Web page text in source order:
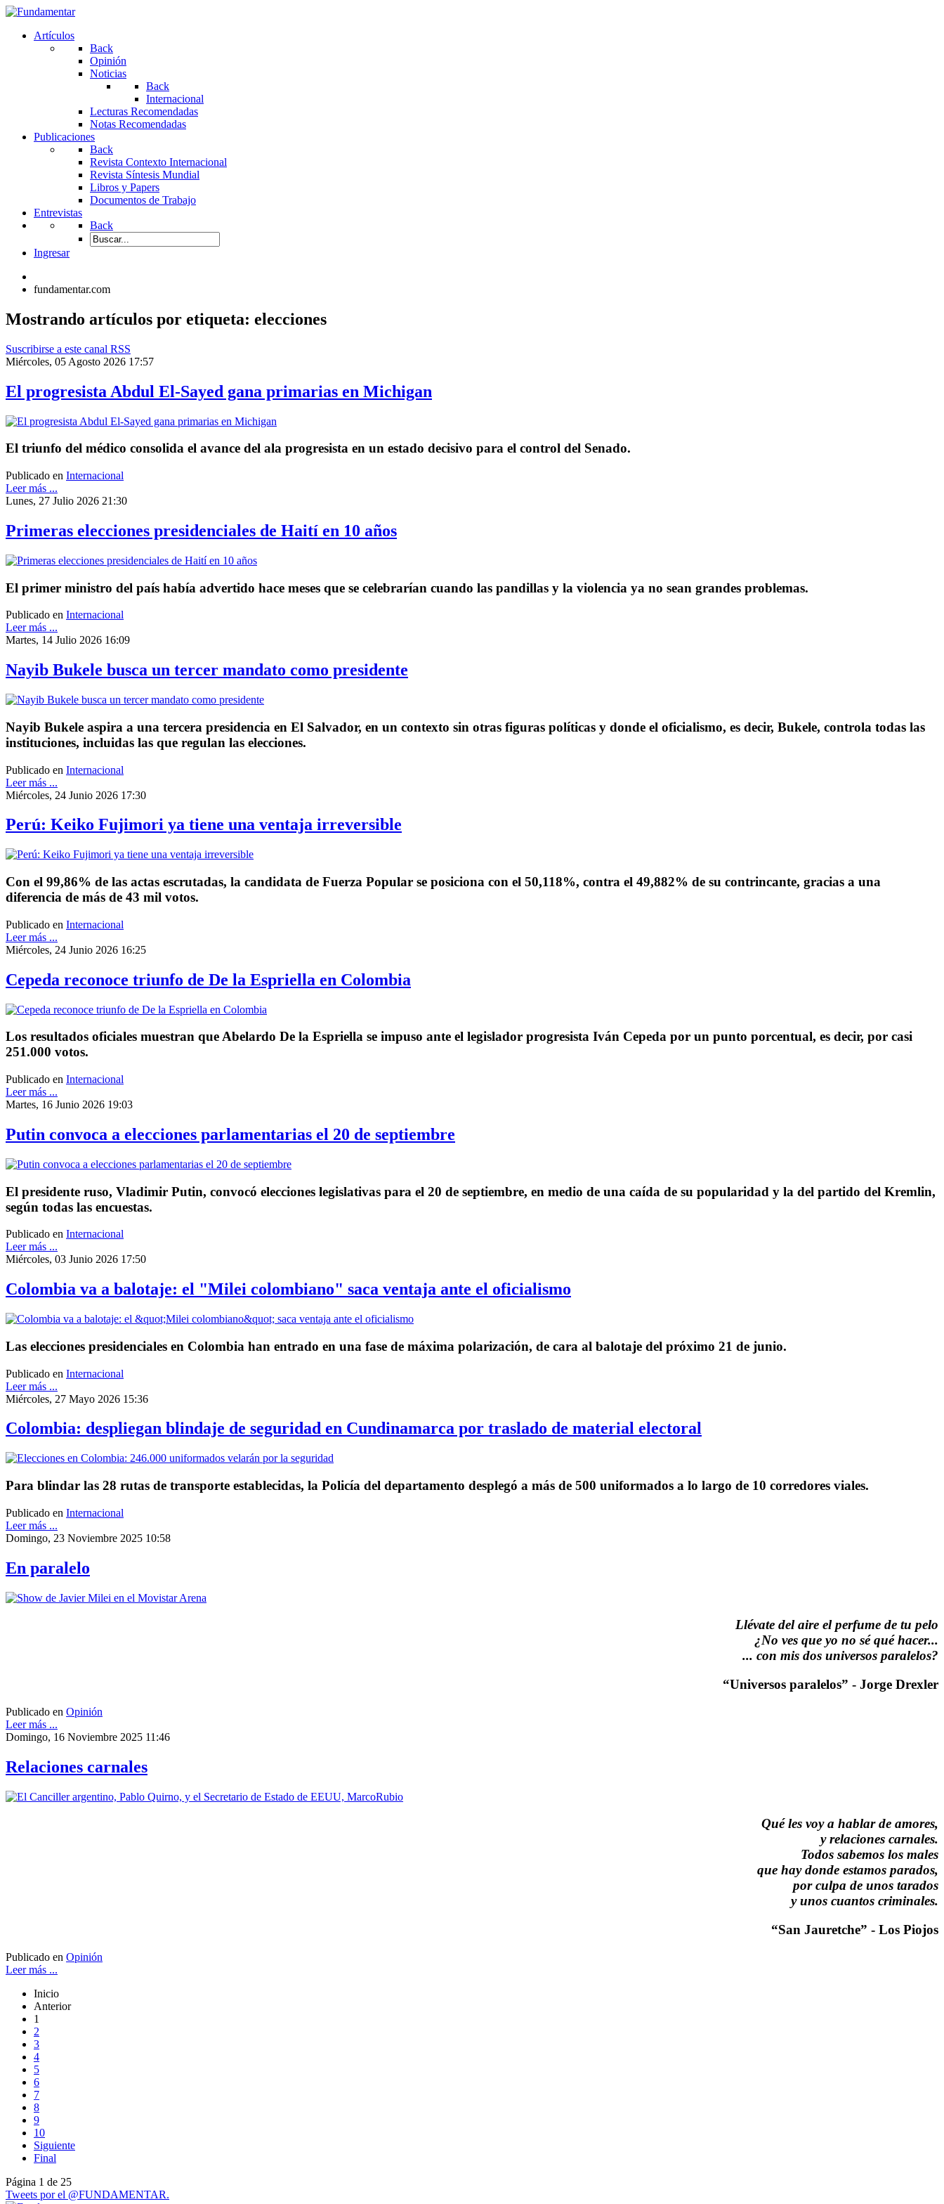
Artículos
Back
Opinión
Noticias
Back
Internacional
Lecturas Recomendadas
Notas Recomendadas
Publicaciones
Back
Revista Contexto Internacional
Revista Síntesis Mundial
Libros y Papers
Documentos de Trabajo
Entrevistas
Back
Ingresar
fundamentar.com
Mostrando artículos por etiqueta: elecciones
Suscribirse a este canal RSS
Miércoles, 05 Agosto 2026 17:57
El progresista Abdul El-Sayed gana primarias en Michigan
El triunfo del médico consolida el avance del ala progresista en un estado decisivo para el control del Senado.
Publicado en Internacional
Leer más ...
Lunes, 27 Julio 2026 21:30
Primeras elecciones presidenciales de Haití en 10 años
El primer ministro del país había advertido hace meses que se celebrarían cuando las pandillas y la violencia ya no sean grandes problemas.
Publicado en Internacional
Leer más ...
Martes, 14 Julio 2026 16:09
Nayib Bukele busca un tercer mandato como presidente
Nayib Bukele aspira a una tercera presidencia en El Salvador, en un contexto sin otras figuras políticas y donde el oficialismo, es decir, Bukele, controla todas las
instituciones, incluidas las que regulan las elecciones.
Publicado en Internacional
Leer más ...
Miércoles, 24 Junio 2026 17:30
Perú: Keiko Fujimori ya tiene una ventaja irreversible
Con el 99,86% de las actas escrutadas, la candidata de Fuerza Popular se posiciona con el 50,118%, contra el 49,882% de su contrincante, gracias a una
diferencia de más de 43 mil votos.
Publicado en Internacional
Leer más ...
Miércoles, 24 Junio 2026 16:25
Cepeda reconoce triunfo de De la Espriella en Colombia
Los resultados oficiales muestran que Abelardo De la Espriella se impuso ante el legislador progresista Iván Cepeda por un punto porcentual, es decir, por casi
251.000 votos.
Publicado en Internacional
Leer más ...
Martes, 16 Junio 2026 19:03
Putin convoca a elecciones parlamentarias el 20 de septiembre
El presidente ruso, Vladimir Putin, convocó elecciones legislativas para el 20 de septiembre, en medio de una caída de su popularidad y la del partido del Kremlin,
según todas las encuestas.
Publicado en Internacional
Leer más ...
Miércoles, 03 Junio 2026 17:50
Colombia va a balotaje: el "Milei colombiano" saca ventaja ante el oficialismo
Las elecciones presidenciales en Colombia han entrado en una fase de máxima polarización, de cara al balotaje del próximo 21 de junio.
Publicado en Internacional
Leer más ...
Miércoles, 27 Mayo 2026 15:36
Colombia: despliegan blindaje de seguridad en Cundinamarca por traslado de material electoral
Para blindar las 28 rutas de transporte establecidas, la Policía del departamento desplegó a más de 500 uniformados a lo largo de 10 corredores viales.
Publicado en Internacional
Leer más ...
Domingo, 23 Noviembre 2025 10:58
En paralelo
Llévate del aire el perfume de tu pelo
¿No ves que yo no sé qué hacer...
... con mis dos universos paralelos?
“Universos paralelos” - Jorge Drexler
Publicado en Opinión
Leer más ...
Domingo, 16 Noviembre 2025 11:46
Relaciones carnales
Qué les voy a hablar de amores,
y relaciones carnales.
Todos sabemos los males
que hay donde estamos parados,
por culpa de unos tarados
y unos cuantos criminales.
“San Jauretche” - Los Piojos
Publicado en Opinión
Leer más ...
Inicio
Anterior
1
2
3
4
5
6
7
8
9
10
Siguiente
Final
Página 1 de 25
Tweets por el @FUNDAMENTAR.